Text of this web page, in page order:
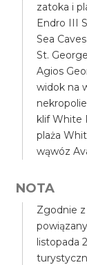
zatoka i
Endro III
Sea Caves
St.
Agios
widok na
klif White
plaża
wąwóz
NOTA
Zgodnie
listopada